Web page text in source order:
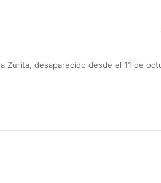
Zurita, desaparecido desde el 11 de